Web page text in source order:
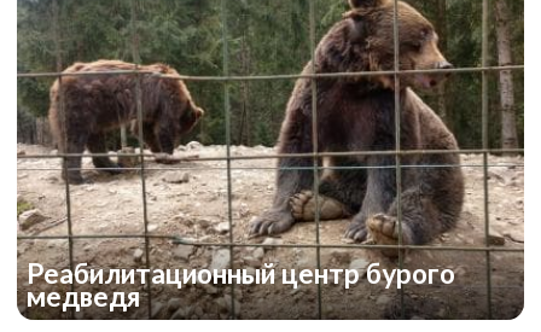
Реабилитационный центр бурого
медведя